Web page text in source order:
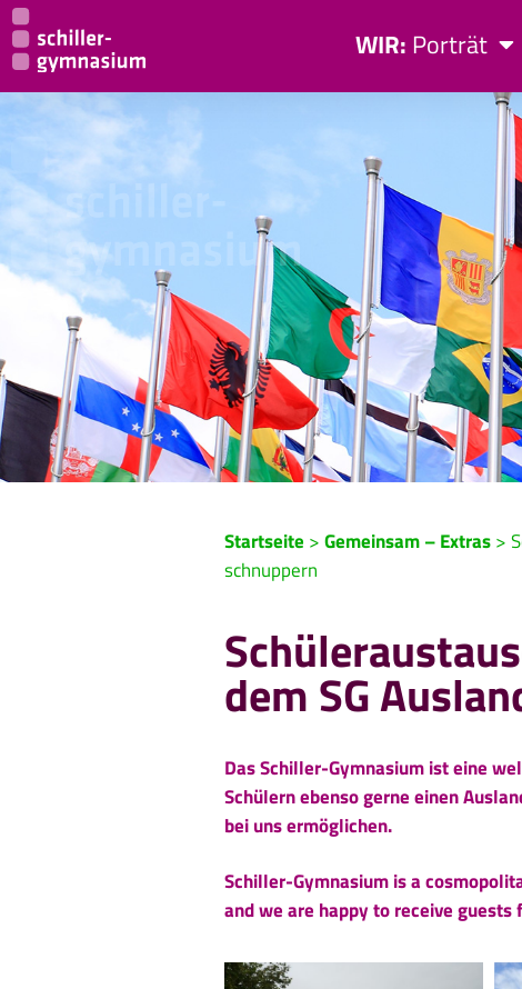
WIR: Porträt
Startseite >Gemeinsam – Extras>
schnuppern
dem SG
Das Schiller-Gymnasium ist eine
Schülern ebenso gerne einen
bei uns ermöglichen.
Schiller-Gymnasium is a
and we are happy to receive